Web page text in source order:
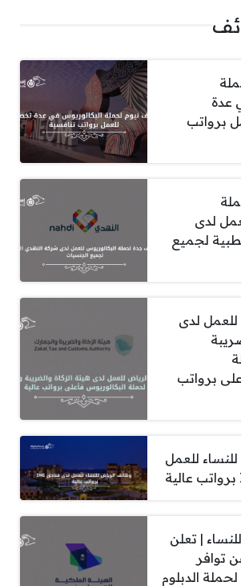
عدة
برواتب
لدى
لجميع
لدى
برواتب
للعمل
| تعلن
توافر
الدبلوم